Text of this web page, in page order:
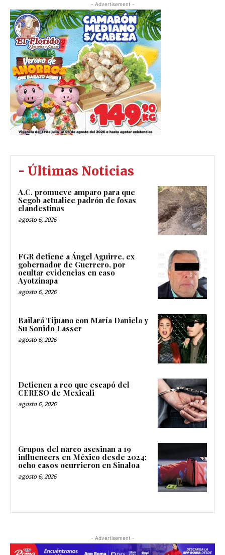
- Advertisement -
- Últimas Noticias
A.C. promueve amparo para que
Segob actualice padrón de fosas
clandestinas
agosto 6, 2026
FGR detiene a Ángel Aguirre, ex
gobernador de Guerrero, por
ocultar evidencias en caso
Ayotzinapa
agosto 6, 2026
Bailará Tijuana con María Daniela y
Su Sonido Lasser
agosto 6, 2026
Detienen a reo que escapó del
CERESO de Mexicali
agosto 6, 2026
Grupos del narco asesinan a 19
influencers en México desde 2024;
ocho casos ocurrieron en Sinaloa
agosto 6, 2026
- Advertisement -